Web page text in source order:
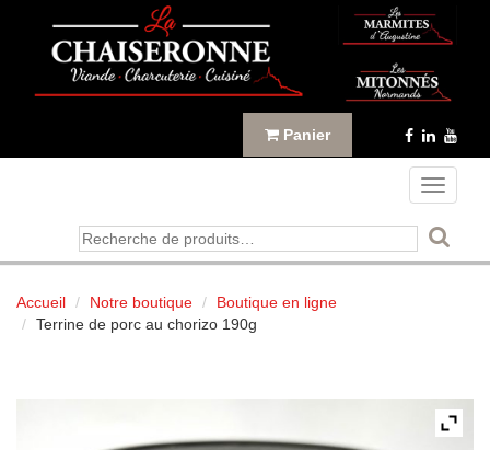
Panier
Toggle
Recherche
pour :
Accueil Notre boutique
Boutique en ligne
Terrine de porc au chorizo 190g
Panneau de gestion des cookies